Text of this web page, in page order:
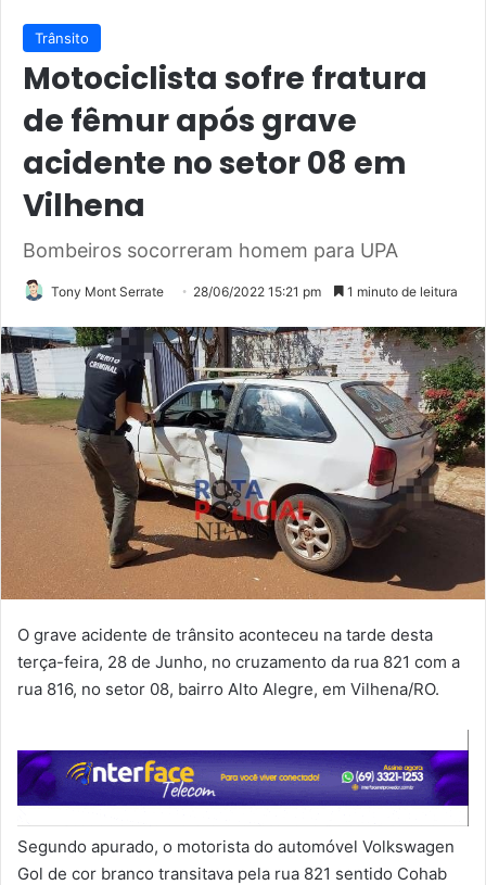
Trânsito
Motociclista sofre fratura
de fêmur após grave
acidente no setor 08 em
Vilhena
Bombeiros socorreram homem para UPA
Tony Mont Serrate 28/06/2022 15:21 pm 1 minuto de leitura
O grave acidente de trânsito aconteceu na tarde desta
terça-feira, 28 de Junho, no cruzamento da rua 821 com a
rua 816, no setor 08, bairro Alto Alegre, em Vilhena/RO.
Segundo apurado, o motorista do automóvel Volkswagen
Gol de cor branco transitava pela rua 821 sentido Cohab